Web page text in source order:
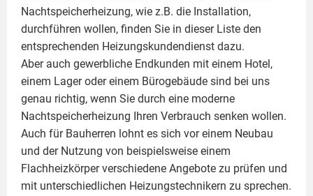
Nachtspeicherheizung, wie z.B. die Installation,
durchführen wollen, finden Sie in dieser Liste den
entsprechenden Heizungskundendienst dazu.
Aber auch gewerbliche Endkunden mit einem Hotel,
einem Lager oder einem Bürogebäude sind bei uns
genau richtig, wenn Sie durch eine moderne
Nachtspeicherheizung Ihren Verbrauch senken wollen.
Auch für Bauherren lohnt es sich vor einem Neubau
und der Nutzung von beispielsweise einem
Flachheizkörperverschiedene Angebote zu prüfen und
mit unterschiedlichen Heizungstechnikern zu sprechen.